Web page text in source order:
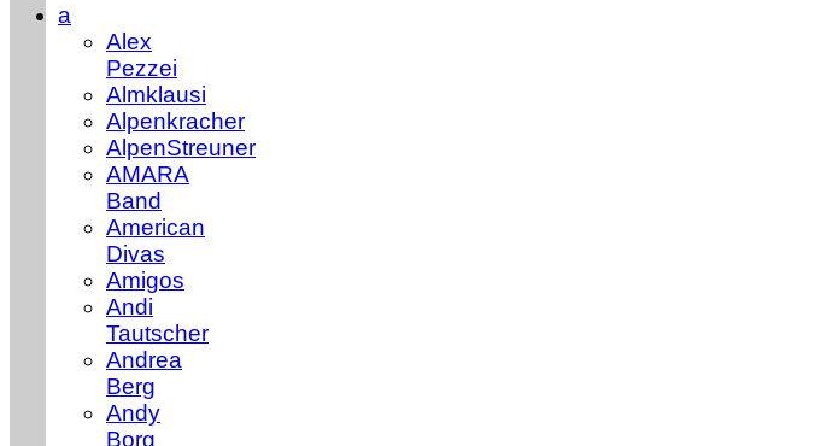
a
Alex
Pezzei
Almklausi
Alpenkracher
AlpenStreuner
AMARA
Band
American
Divas
Amigos
Andi
Tautscher
Andrea
Berg
Andy
Borg